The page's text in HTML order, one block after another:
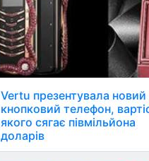
Vertu презентувала новий
кнопковий телефон,
якого сягає півмільйона
доларів